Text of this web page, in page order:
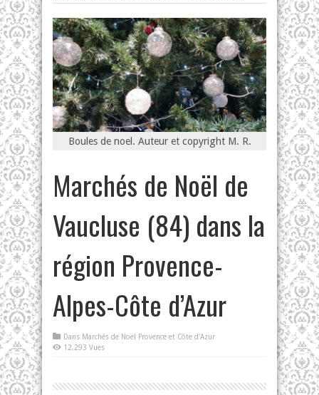
Boules de noel. Auteur et copyright M. R.
Marchés de Noël de
Vaucluse (84) dans la
région Provence-
Alpes-Côte d’Azur
Dans Marchés de Noël Provence et Côte d'Azur
12,293 Vues